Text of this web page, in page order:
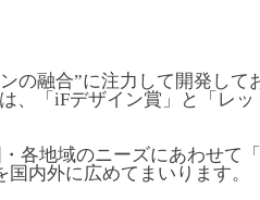
の融合”に注力して開発して
、「iFデザイン賞」と「レ
各地域のニーズにあわせて
内外に広めてまいります。